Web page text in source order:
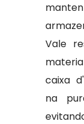
Vale
caixa
na